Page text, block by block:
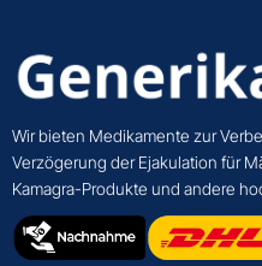
Wir bieten Medikamente zur
Verzögerung der Ejakulation für
Kamagra-Produkte und andere